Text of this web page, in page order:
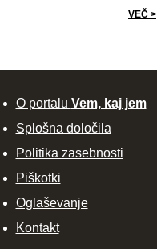
VEČ >
O portalu Vem, kaj jem
Splošna določila
Politika zasebnosti
Piškotki
Oglaševanje
Kontakt